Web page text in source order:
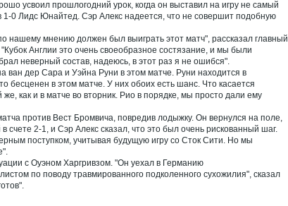
усвоил прошлогодний урок, когда он выставил на игру не самый
1-0 Лидс Юнайтед. Сэр Алекс надеется, что не совершит подобную
нашему мнению должен был выиграть этот матч", рассказал главный
Англии это очень своеобразное состязание, и мы были
неверный состав, надеюсь, в этот раз я не ошибся".
ван дер Сара и Уэйна Руни в этом матче. Руни находится в
бесценен в этом матче. У них обоих есть шанс. Что касается
же, как и в матче во вторник. Рио в порядке, мы просто дали ему
против Вест Бромвича, повредив лодыжку. Он вернулся на поле,
счете 2-1, и Сэр Алекс сказал, что это был очень рискованный шаг.
поступком, учитывая будущую игру со Сток Сити. Но мы
с Оуэном Харгривзом. "Он уехал в Германию
по поводу травмированного подколенного сухожилия", сказал